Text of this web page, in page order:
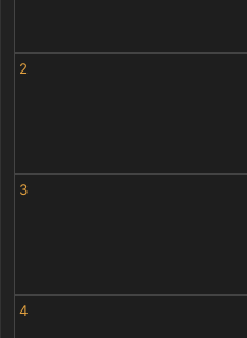
2
3
4